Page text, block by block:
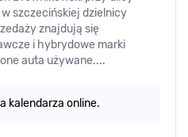
szczecińskiej dzielnicy
znajdują się
i hybrydowe marki
auta używane....
kalendarza online.